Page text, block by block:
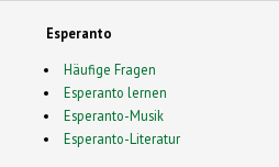
Esperanto
Häufige Fragen
Esperanto lernen
Esperanto-Musik
Esperanto-Literatur